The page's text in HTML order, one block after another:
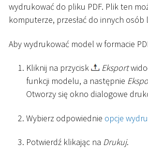
wydrukować do pliku PDF. Plik ten
komputerze, przesłać do innych
Aby wydrukować model w formacie
Kliknij na przycisk Eksport
funkcji modelu, a następnie
Otworzy się okno dialogowe
Wybierz odpowiednie opcje
Potwierdź klikając na Drukuj.